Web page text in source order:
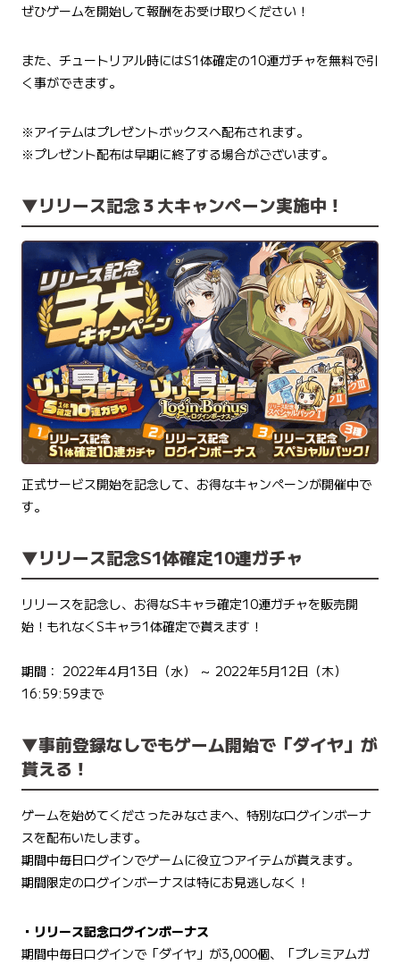
ぜひゲームを開始して報酬をお受け取りください！
また、チュートリアル時にはS1体確定の10連ガチャを無料で引
く事ができます。
※アイテムはプレゼントボックスへ配布されます。
※プレゼント配布は早期に終了する場合がございます。
▼リリース記念３大キャンペーン実施中！
正式サービス開始を記念して、お得なキャンペーンが開催中で
す。
▼リリース記念S1体確定10連ガチャ
リリースを記念し、お得なSキャラ確定10連ガチャを販売開
始！もれなくSキャラ1体確定で貰えます！
期間： 2022年4月13日（水） ～ 2022年5月12日（木）
16:59:59まで
▼事前登録なしでもゲーム開始で「ダイヤ」が
貰える！
ゲームを始めてくださったみなさまへ、特別なログインボーナ
スを配布いたします。
期間中毎日ログインでゲームに役立つアイテムが貰えます。
期間限定のログインボーナスは特にお見逃しなく！
・リリース記念ログインボーナス
期間中毎日ログインで「ダイヤ」が3,000個、「プレミアムガ